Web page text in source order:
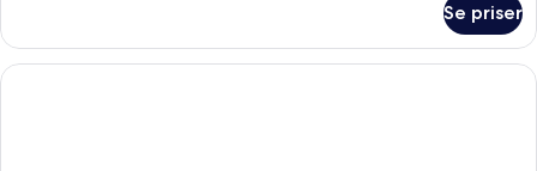
Se priser